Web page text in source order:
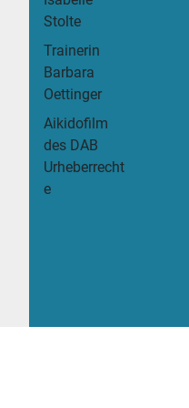
Stolte
Trainerin
Barbara
Oettinger
Aikidofilm
des DAB
Urheberrecht
e